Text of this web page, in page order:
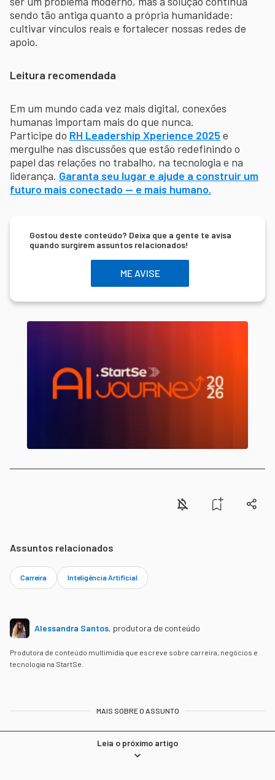
sendo tão antiga quanto a própria humanidade:
cultivar vínculos reais e fortalecer nossas redes de
apoio.
Leitura recomendada
Em um mundo cada vez mais digital, conexões
humanas importam mais do que nunca.
Participe do RH Leadership Xperience 2025 e
mergulhe nas discussões que estão redefinindo o
papel das relações no trabalho, na tecnologia e na
liderança. Garanta seu lugar e ajude a construir um
futuro mais conectado — e mais humano.
Gostou deste conteúdo? Deixa que a gente te avisa
quando surgirem assuntos relacionados!
ME AVISE
Assuntos relacionados
Carreira Inteligência Artificial
Alessandra Santos, produtora de conteúdo
Produtora de conteúdo multimidia que escreve sobre carreira, negócios e
tecnologia na StartSe.
MAIS SOBRE O ASSUNTO
Leia o próximo artigo